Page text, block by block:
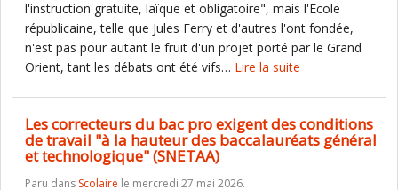
l'instruction gratuite, laïque et obligatoire", mais l'Ecole
républicaine, telle que Jules Ferry et d'autres l'ont fondée,
n'est pas pour autant le fruit d'un projet porté par le Grand
Orient, tant les débats ont été vifs… Lire la suite
Les correcteurs du bac pro exigent des conditions
de travail "à la hauteur des baccalauréats général
et technologique" (SNETAA)
Paru dans Scolaire le mercredi 27 mai 2026.